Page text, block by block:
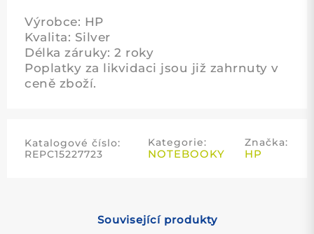
Výrobce: HP
Kvalita: Silver
Délka záruky: 2 roky
Poplatky za likvidaci jsou již zahrnuty v
ceně zboží.
Katalogové číslo:
REPC15227723
Kategorie:
NOTEBOOKY
Značka:
HP
Související produkty